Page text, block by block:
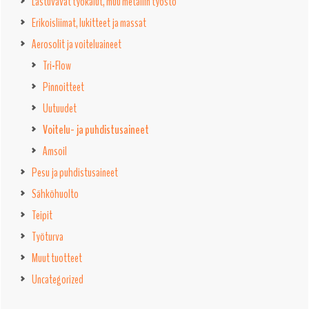
Erikoisliimat, lukitteet ja massat
Aerosolit ja voiteluaineet
Tri-Flow
Pinnoitteet
Uutuudet
Voitelu- ja puhdistusaineet
Amsoil
Pesu ja puhdistusaineet
Sähköhuolto
Teipit
Työturva
Muut tuotteet
Uncategorized